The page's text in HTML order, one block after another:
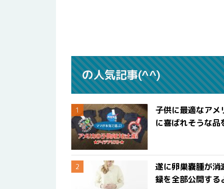
の人気記事(^^)
子供に最適なア
に喜ばれそうな品
遂に卵巣嚢腫が消
録を全部公開する